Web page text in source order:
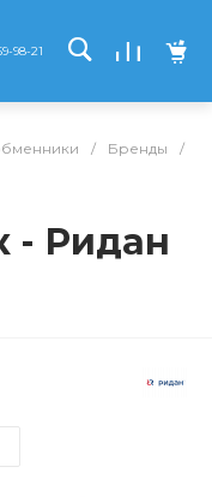
98-21
/ Бренды /
- Ридан